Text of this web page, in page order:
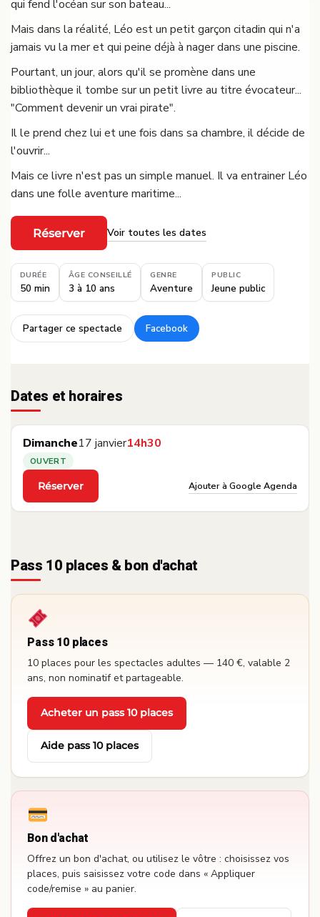
qui fend l'océan sur son bateau...
Mais dans la réalité, Léo est un petit garçon citadin qui n'a
jamais vu la mer et qui peine déjà à nager dans une piscine.
Pourtant, un jour, alors qu'il se promène dans une
bibliothèque il tombe sur un petit livre au titre évocateur...
"Comment devenir un vrai pirate".
Il le prend chez lui et une fois dans sa chambre, il décide de
l'ouvrir...
Mais ce livre n'est pas un simple manuel. Il va entrainer Léo
dans une folle aventure maritime...
Réserver
·
Voir toutes les dates
DURÉE
50 min
ÂGE CONSEILLÉ
3 à 10 ans
GENRE
Aventure
PUBLIC
Jeune public
Partager ce spectacle
·
Facebook
Dates et horaires
Dimanche17 janvier14h30
OUVERT
Réserver
·
Ajouter à Google Agenda
Pass 10 places & bon d'achat
Pass 10 places
10 places pour les spectacles adultes — 140 €, valable 2
ans, non nominatif et partageable.
Acheter un pass 10 places
· Aide pass 10 places
Bon d'achat
Offrez un bon d'achat, ou utilisez le vôtre : choisissez vos
places, puis saisissez votre code dans « Appliquer
code/remise » au panier.